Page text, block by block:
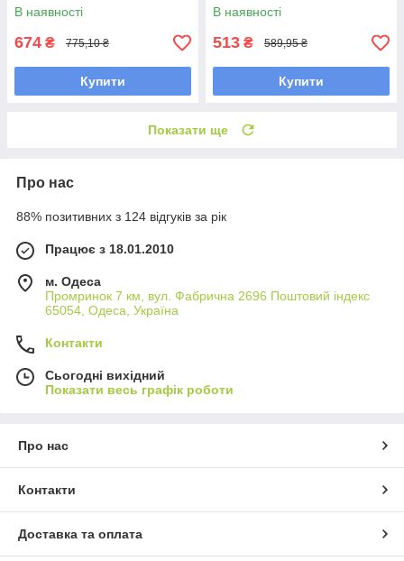
В наявності
674 ₴ 775,10 ₴
Купити
В наявності
513 ₴ 589,95 ₴
Купити
Показати ще
Про нас
88% позитивних з 124 відгуків за рік
Працює з 18.01.2010
м. Одеса
Промринок 7 км, вул. Фабрична 2696 Поштовий індекс
65054, Одеса, Україна
Контакти
Сьогодні вихідний
Показати весь графік роботи
Про нас
Контакти
Доставка та оплата